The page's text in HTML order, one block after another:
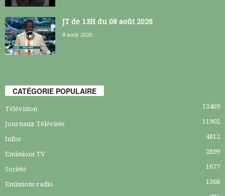
JT de 13H du 08 août 2026
8 août 2026
CATÉGORIE POPULAIRE
Télévision 12469
Journaux Télévisés 11902
Infos 4812
Emissions TV 2899
Société 1677
Emissions radio 1368